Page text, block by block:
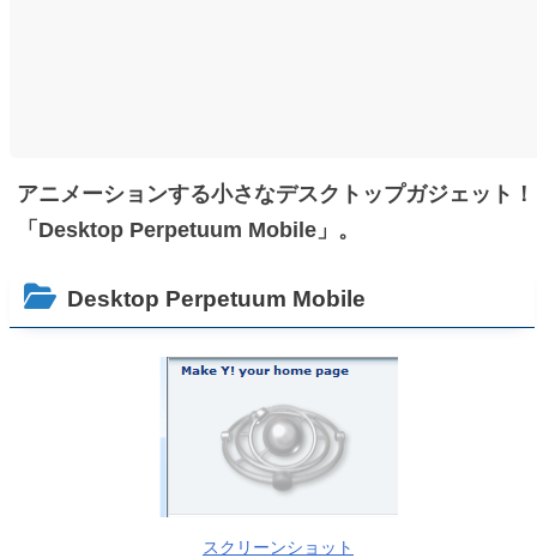
アニメーションする小さなデスクトップガジェット！
「Desktop Perpetuum Mobile」。
Desktop Perpetuum Mobile
スクリーンショット